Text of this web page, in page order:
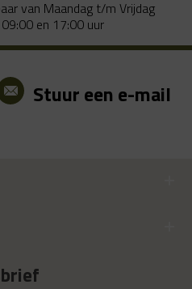
van Maandag t/m Vrijdag
en 17:00 uur
Stuur een e-mail